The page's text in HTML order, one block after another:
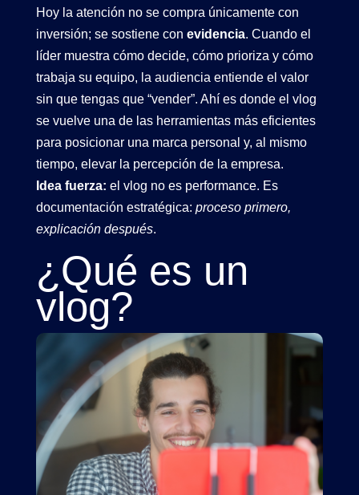
Hoy la atención no se compra únicamente con
inversión; se sostiene con evidencia. Cuando el
líder muestra cómo decide, cómo prioriza y cómo
trabaja su equipo, la audiencia entiende el valor
sin que tengas que “vender”. Ahí es donde el vlog
se vuelve una de las herramientas más eficientes
para posicionar una marca personal y, al mismo
tiempo, elevar la percepción de la empresa.
Idea fuerza: el vlog no es performance. Es
documentación estratégica: proceso primero,
explicación después.
¿Qué es un
vlog?